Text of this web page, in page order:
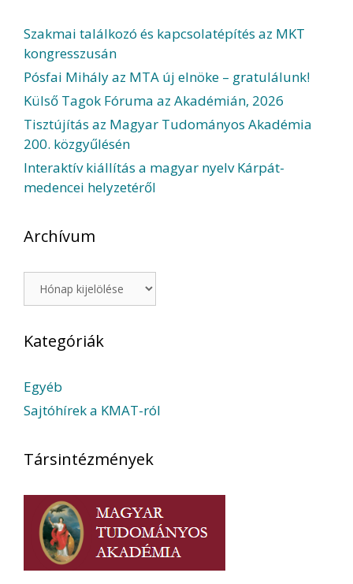
Szakmai találkozó és kapcsolatépítés az MKT
kongresszusán
Pósfai Mihály az MTA új elnöke – gratulálunk!
Külső Tagok Fóruma az Akadémián, 2026
Tisztújítás az Magyar Tudományos Akadémia
200. közgyűlésén
Interaktív kiállítás a magyar nyelv Kárpát-
medencei helyzetéről
Archívum
Archívum
Kategóriák
Egyéb
Sajtóhírek a KMAT-ról
Társintézmények